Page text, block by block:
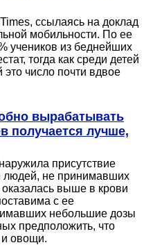
ссылаясь на доклад
мобильности. По ее
учеников из беднейших
тогда как среди детей
число почти вдвое
вырабатывать
получается лучше,
присутствие
людей, не принимавших
выше в крови
с ее
небольшие дозы
предположить, что
и овощи.